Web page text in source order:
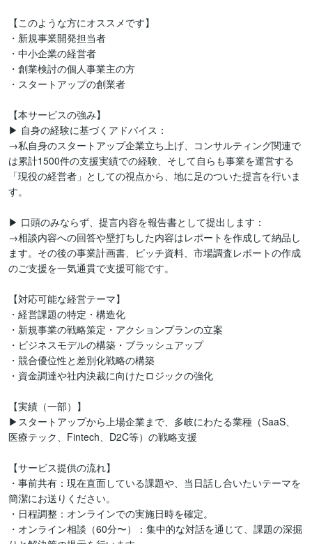
【このような方にオススメです】
・新規事業開発担当者
・中小企業の経営者
・創業検討の個人事業主の方
・スタートアップの創業者
【本サービスの強み】
▶ 自身の経験に基づくアドバイス：
→私自身のスタートアップ企業立ち上げ、コンサルティング関連で
は累計1500件の支援実績での経験、そして自らも事業を運営する
「現役の経営者」としての視点から、地に足のついた提言を行いま
す。
▶ 口頭のみならず、提言内容を報告書として提出します：
→相談内容への回答や壁打ちした内容はレポートを作成して納品し
ます。その後の事業計画書、ピッチ資料、市場調査レポートの作成
のご支援を一気通貫で支援可能です。
【対応可能な経営テーマ】
・経営課題の特定・構造化
・新規事業の戦略策定・アクションプランの立案
・ビジネスモデルの構築・ブラッシュアップ
・競合優位性と差別化戦略の構築
・資金調達や社内決裁に向けたロジックの強化
【実績（一部）】
▶スタートアップから上場企業まで、多岐にわたる業種（SaaS、
医療テック、Fintech、D2C等）の戦略支援
【サービス提供の流れ】
・事前共有：現在直面している課題や、当日話し合いたいテーマを
簡潔にお送りください。
・日程調整：オンラインでの実施日時を確定。
・オンライン相談（60分〜）：集中的な対話を通じて、課題の深掘